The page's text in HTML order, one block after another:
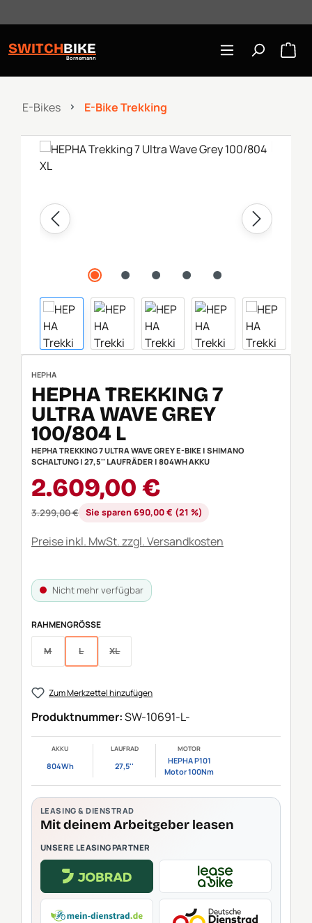
SWITCHBIKE
Bornemann
E-Bikes E-Bike Trekking
Bildergalerie überspringen
HEPHA
HEPHA TREKKING 7
ULTRA WAVE GREY
100/804 L
HEPHA TREKKING 7 ULTRA WAVE GREY E-BIKE | SHIMANO
SCHALTUNG | 27,5'' LAUFRÄDER | 804WH AKKU
Verkaufspreis:
2.609,00 €
Regulärer Preis:
3.299,00 € Sie sparen 690,00 € (21 %)
Preise inkl. MwSt. zzgl. Versandkosten
Nicht mehr verfügbar
RAHMENGRÖSSE AUSWÄHLEN
M L XL
Zum Merkzettel hinzufügen
Produktnummer:SW-10691-L-
AKKU
804Wh
LAUFRAD
27,5''
MOTOR
HEPHA P101
Motor 100Nm
LEASING & DIENSTRAD
Mit deinem Arbeitgeber leasen
UNSERE LEASINGPARTNER